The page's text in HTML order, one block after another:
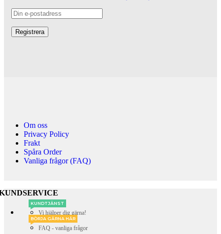
Om oss
Privacy Policy
Frakt
Spåra Order
Vanliga frågor (FAQ)
Vi hjälper dig gärna!
KUNDTJÄNST
FAQ - vanliga frågor
BÖRJA GÄRNA HÄR